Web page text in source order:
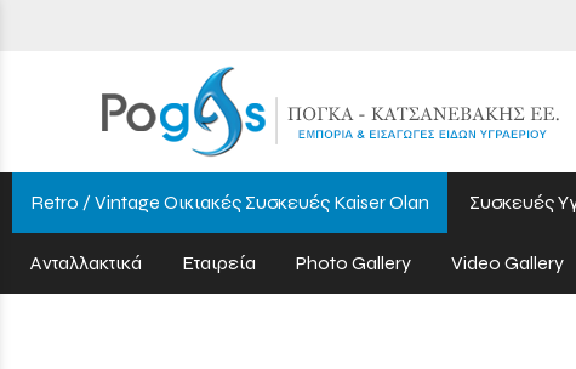
Retro / Vintage Οικιακές Συσκευές Kaiser Olan Συσκευές
Ανταλλακτικά Εταιρεία Photo Gallery Video Gallery